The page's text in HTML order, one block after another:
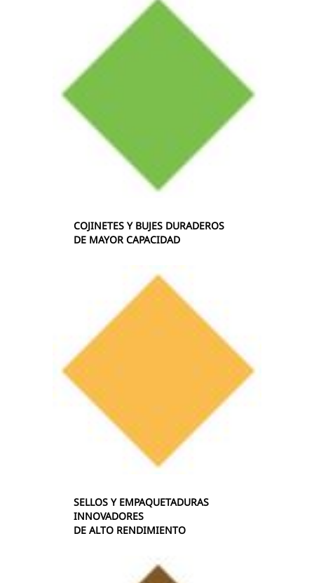
COJINETES Y BUJES DURADEROS
DE MAYOR CAPACIDAD
SELLOS Y EMPAQUETADURAS
INNOVADORES
DE ALTO RENDIMIENTO